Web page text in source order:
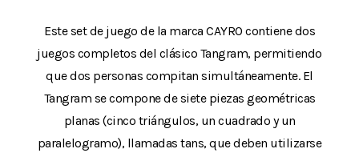
Este set de juego de la marca CAYRO contiene dos
juegos completos del clásico Tangram, permitiendo
que dos personas compitan simultáneamente. El
Tangram se compone de siete piezas geométricas
planas (cinco triángulos, un cuadrado y un
paralelogramo), llamadas tans, que deben utilizarse